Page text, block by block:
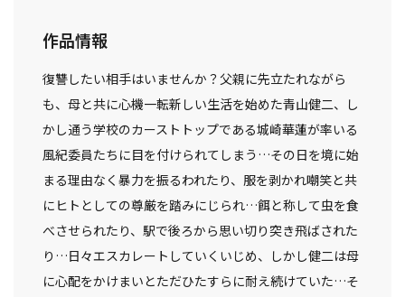
作品情報
復讐したい相手はいませんか？――父親に先立たれながら
も、母と共に心機一転新しい生活を始めた青山健二、し
かし通う学校のカーストトップである城崎華蓮が率いる
風紀委員たちに目を付けられてしまう…その日を境に始
まる理由なく暴力を振るわれたり、服を剥かれ嘲笑と共
にヒトとしての尊厳を踏みにじられ…餌と称して虫を食
べさせられたり、駅で後ろから思い切り突き飛ばされた
り…日々エスカレートしていくいじめ、しかし健二は母
に心配をかけまいとただひたすらに耐え続けていた…そ